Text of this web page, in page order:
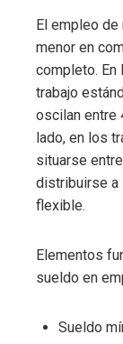
El empleo de
menor en
completo. En
trabajo
oscilan entre
lado, en los
situarse
distribuirse a
flexible.
Elementos
sueldo en
Sueldo